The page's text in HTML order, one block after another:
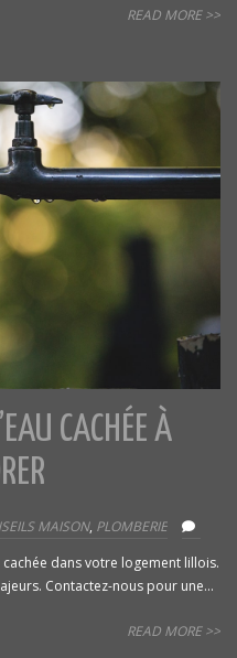
READ MORE >>
CACHÉE À
MAISON, PLOMBERIE
dans votre logement lillois.
Contactez-nous pour une...
READ MORE >>